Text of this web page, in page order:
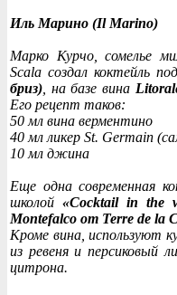
Иль Марино (Il Marino)
Марко Курчо, сомелье
Scala создал коктейль
бриз) , на базе вина
Его рецепт таков:
50 мл вина верментино
40 мл ликер St. Germain
10 мл джина
Еще одна современная
школой «Cocktail in the
Montefalco от Terre de la
Кроме вина, используют
из ревеня и персиковый
цитрона.